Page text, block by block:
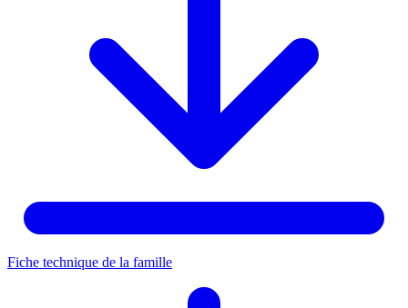
Fiche technique de la famille